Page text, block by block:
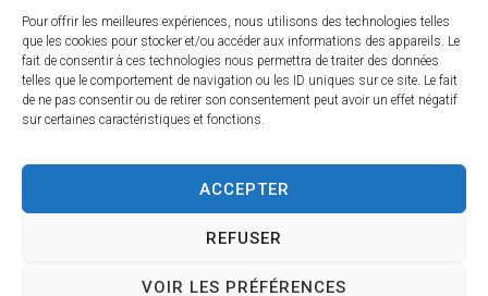
Pour offrir les meilleures expériences, nous utilisons des technologies telles
que les cookies pour stocker et/ou accéder aux informations des appareils. Le
fait de consentir à ces technologies nous permettra de traiter des données
telles que le comportement de navigation ou les ID uniques sur ce site. Le fait
de ne pas consentir ou de retirer son consentement peut avoir un effet négatif
sur certaines caractéristiques et fonctions.
ACCEPTER
REFUSER
VOIR LES PRÉFÉRENCES
02 32 46 63 00
Contact
Horaires d’ouverture
Du lundi au vendredi :
et de 13h30 à 17h